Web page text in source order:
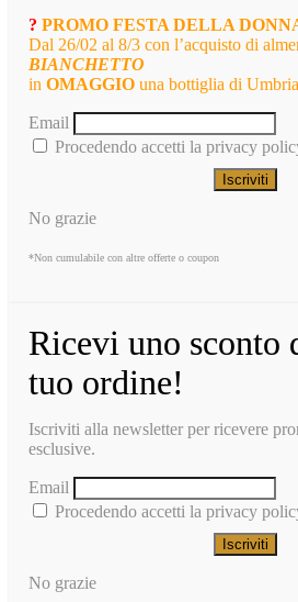
? PROMO FESTA DELLA
Dal 26/02 al 8/3 con l’acquisto di
BIANCHETTO
in OMAGGIO una bottiglia di
Email
Procedendo accetti la privacy
No grazie
*Non cumulabile con altre offerte o coupon
Ricevi uno sconto
tuo ordine!
Iscriviti alla newsletter per ricevere
esclusive.
Email
Procedendo accetti la privacy
No grazie